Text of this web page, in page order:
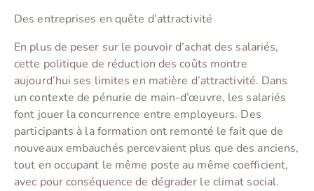
Des entreprises en quête d’attractivité
En plus de peser sur le pouvoir d’achat des salariés,
cette politique de réduction des coûts montre
aujourd’hui ses limites en matière d’attractivité. Dans
un contexte de pénurie de main-d’œuvre, les salariés
font jouer la concurrence entre employeurs. Des
participants à la formation ont remonté le fait que de
nouveaux embauchés percevaient plus que des anciens,
tout en occupant le même poste au même coefficient,
avec pour conséquence de dégrader le climat social.